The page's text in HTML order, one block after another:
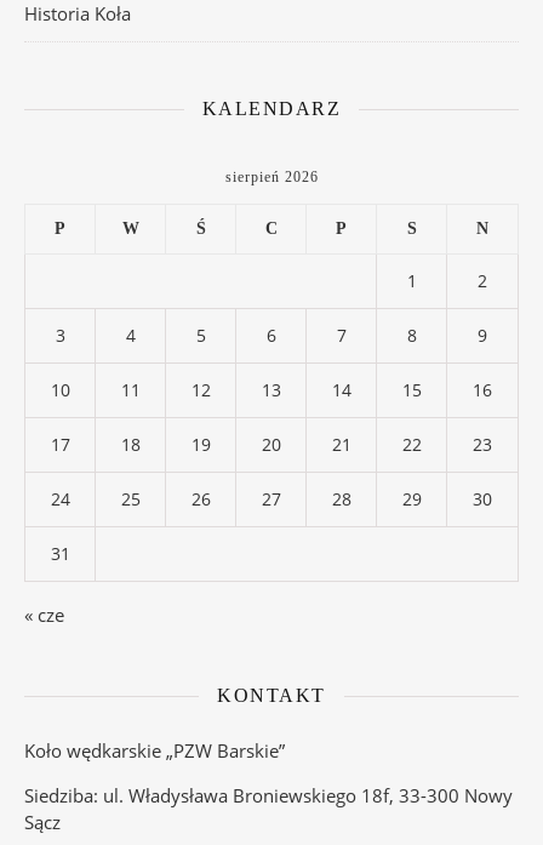
Historia Koła
KALENDARZ
sierpień 2026
P W Ś C P S N
1 2
3 4 5 6 7 8 9
10 11 12 13 14 15 16
17 18 19 20 21 22 23
24 25 26 27 28 29 30
31
« cze
KONTAKT
Koło wędkarskie „PZW Barskie”
Siedziba: ul. Władysława Broniewskiego 18f, 33-300 Nowy
Sącz